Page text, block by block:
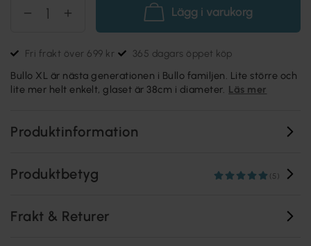
Lägg i varukorg
Fri frakt över 699 kr 365 dagars öppet köp
Bullo XL är nästa generationen i Bullo familjen. Lite större och
lite mer helt enkelt, glaset är 38cm i diameter. Läs mer
Produktinformation
Produktbetyg (5)
Frakt & Returer